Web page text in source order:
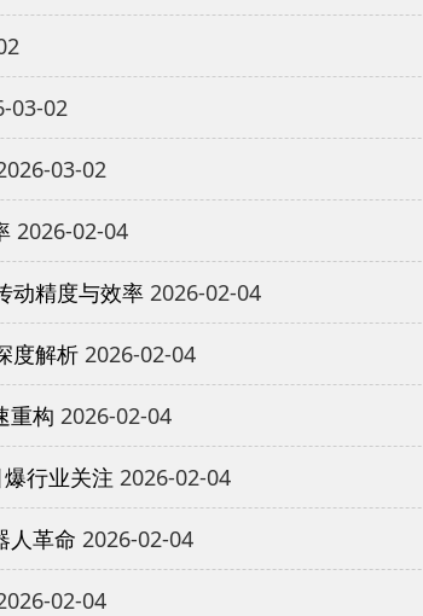
03-02
03-02
2026-02-04
动精度与效率 2026-02-04
度解析 2026-02-04
重构 2026-02-04
行业关注 2026-02-04
人革命 2026-02-04
02-04